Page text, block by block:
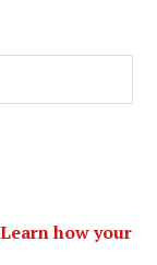
Learn how your